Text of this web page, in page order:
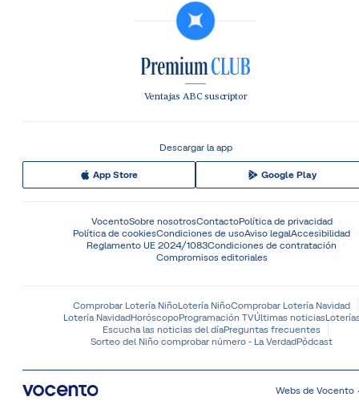
Ventajas ABC suscriptor
Descargar la app
App Store Google Play
VocentoSobre nosotrosContactoPolítica de privacidad
Política de cookiesCondiciones de usoAviso legalAccesibilidad
Reglamento UE 2024/1083Condiciones de contratación
Compromisos editoriales
Comprobar Lotería NiñoLotería NiñoComprobar Lotería Navidad
Lotería NavidadHoróscopoProgramación TVÚltimas noticias
Escucha las noticias del díaPreguntas frecuentes
Sorteo del Niño comprobar número - La VerdadPódcast
Webs de Vocento